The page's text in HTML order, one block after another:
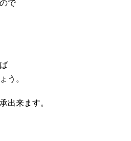
で
う。
出来ます。